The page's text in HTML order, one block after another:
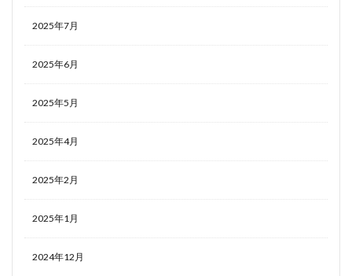
2025年7月
2025年6月
2025年5月
2025年4月
2025年2月
2025年1月
2024年12月